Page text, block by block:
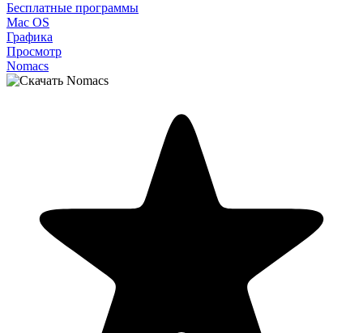
Бесплатные программы
Mac OS
Графика
Просмотр
Nomacs